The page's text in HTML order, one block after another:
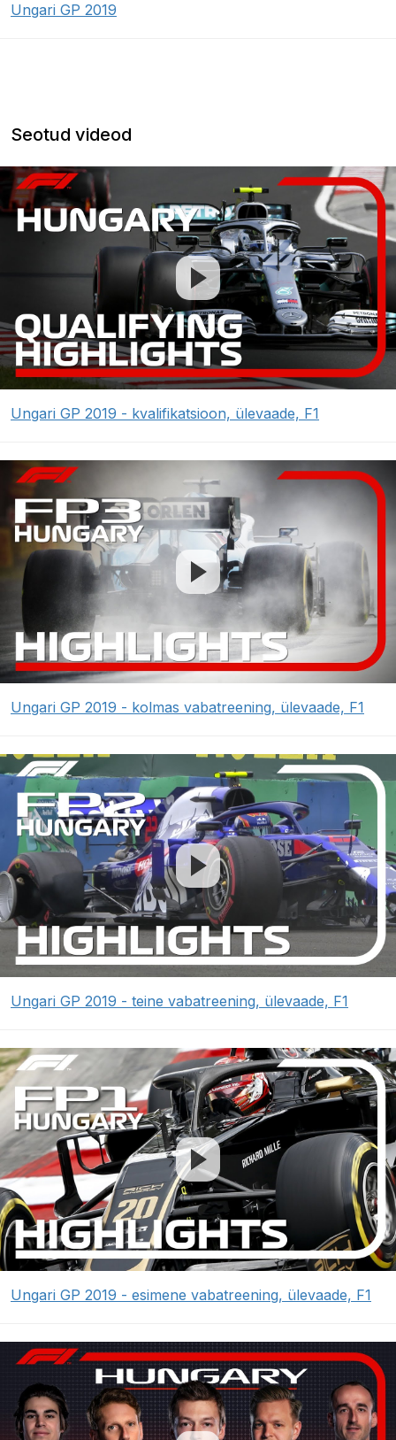
Ungari GP 2019
Seotud videod
Ungari GP 2019 - kvalifikatsioon, ülevaade, F1
Ungari GP 2019 - kolmas vabatreening, ülevaade, F1
Ungari GP 2019 - teine vabatreening, ülevaade, F1
Ungari GP 2019 - esimene vabatreening, ülevaade, F1